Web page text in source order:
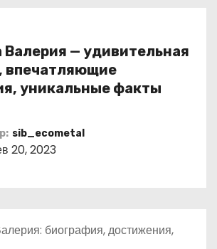
— удивительная
впечатляющие
уникальные факты
sib_ecometal
20, 2023